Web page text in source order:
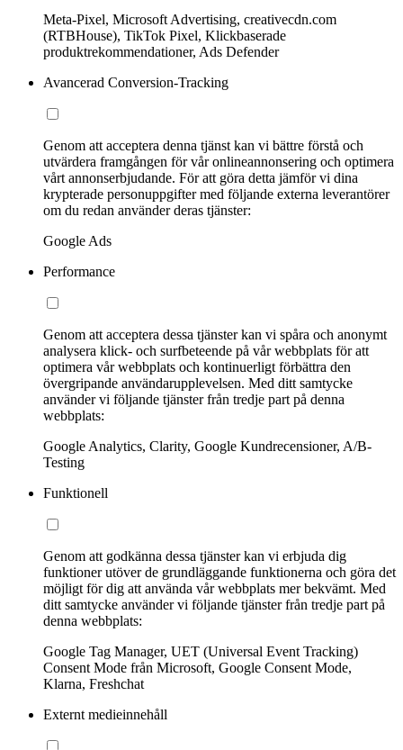
Meta-Pixel, Microsoft Advertising, creativecdn.com
(RTBHouse), TikTok Pixel, Klickbaserade
produktrekommendationer, Ads Defender
Avancerad Conversion-Tracking
Genom att acceptera denna tjänst kan vi bättre förstå och
utvärdera framgången för vår onlineannonsering och optimera
vårt annonserbjudande. För att göra detta jämför vi dina
krypterade personuppgifter med följande externa leverantörer
om du redan använder deras tjänster:
Google Ads
Performance
Genom att acceptera dessa tjänster kan vi spåra och anonymt
analysera klick- och surfbeteende på vår webbplats för att
optimera vår webbplats och kontinuerligt förbättra den
övergripande användarupplevelsen. Med ditt samtycke
använder vi följande tjänster från tredje part på denna
webbplats:
Google Analytics, Clarity, Google Kundrecensioner, A/B-
Testing
Funktionell
Genom att godkänna dessa tjänster kan vi erbjuda dig
funktioner utöver de grundläggande funktionerna och göra det
möjligt för dig att använda vår webbplats mer bekvämt. Med
ditt samtycke använder vi följande tjänster från tredje part på
denna webbplats:
Google Tag Manager, UET (Universal Event Tracking)
Consent Mode från Microsoft, Google Consent Mode,
Klarna, Freshchat
Externt medieinnehåll